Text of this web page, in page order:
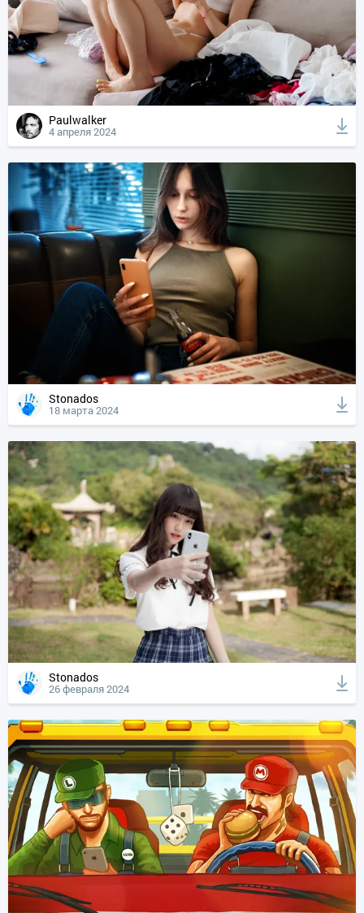
Paulwalker
4 апреля 2024
Stonados
18 марта 2024
Stonados
26 февраля 2024